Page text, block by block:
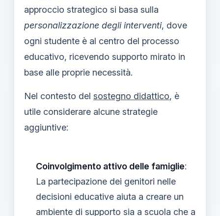
approccio strategico si basa sulla
personalizzazione degli interventi, dove
ogni studente è al centro del processo
educativo, ricevendo supporto mirato in
base alle proprie necessità.
Nel contesto del sostegno didattico, è
utile considerare alcune strategie
aggiuntive:
Coinvolgimento attivo delle famiglie:
La partecipazione dei genitori nelle
decisioni educative aiuta a creare un
ambiente di supporto sia a scuola che a